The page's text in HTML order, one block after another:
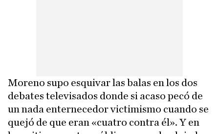
Moreno supo esquivar las balas en los dos
debates televisados donde si acaso pecó de
un nada enternecedor victimismo cuando se
quejó de que eran «cuatro contra él». Y en